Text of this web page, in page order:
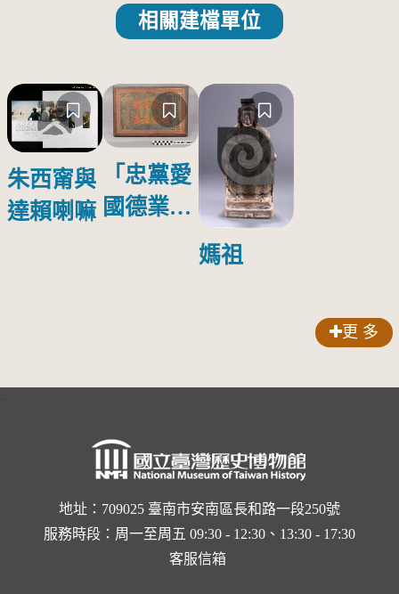
相關建檔單位
朱西甯與
達賴喇嘛
「忠黨愛
國德業並
媽祖
更 多
地址：709025 臺南市安南區長和路一段250號
服務時段：周一至周五 09:30 - 12:30、13:30 - 17:30
客服信箱